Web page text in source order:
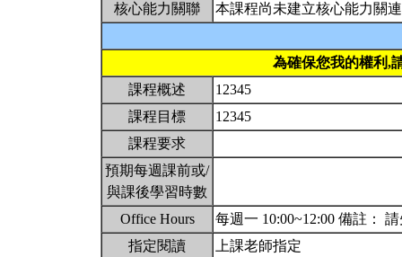
核心能力關聯
本課程尚未建立核心能力關連
為確保您我的權利,
課程概述
12345
課程目標
12345
課程要求
預期每週課前或/
與課後學習時數
Office Hours
每週一 10:00~12:00 備註：
指定閱讀
上課老師指定